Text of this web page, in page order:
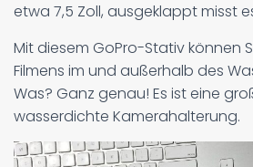
etwa 7,5 Zoll, ausgeklappt misst
Mit diesem GoPro-Stativ können
Filmens im und außerhalb des
Was? Ganz genau! Es ist eine
wasserdichte Kamerahalterung.